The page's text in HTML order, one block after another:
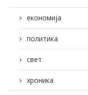
економија
политика
свет
хроника